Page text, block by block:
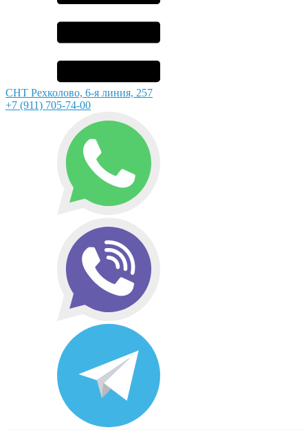
СНТ Рехколово, 6-я линия, 257
+7 (911) 705-74-00